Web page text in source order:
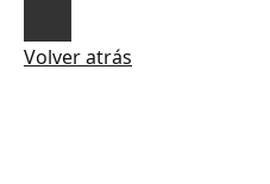
Volver atrás